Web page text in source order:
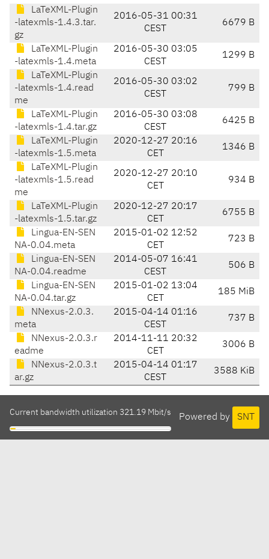
LaTeXML-Plugin
-latexmls-1.4.3.tar.
gz
2016-05-31 00:31
CEST
6679 B
LaTeXML-Plugin
-latexmls-1.4.meta
2016-05-30 03:05
CEST
1299 B
LaTeXML-Plugin
-latexmls-1.4.read
me
2016-05-30 03:02
CEST
799 B
LaTeXML-Plugin
-latexmls-1.4.tar.gz
2016-05-30 03:08
CEST
6425 B
LaTeXML-Plugin
-latexmls-1.5.meta
2020-12-27 20:16
CET
1346 B
LaTeXML-Plugin
-latexmls-1.5.read
me
2020-12-27 20:10
CET
934 B
LaTeXML-Plugin
-latexmls-1.5.tar.gz
2020-12-27 20:17
CET
6755 B
Lingua-EN-SEN
NA-0.04.meta
2015-01-02 12:52
CET
723 B
Lingua-EN-SEN
NA-0.04.readme
2014-05-07 16:41
CEST
506 B
Lingua-EN-SEN
NA-0.04.tar.gz
2015-01-02 13:04
CET
185 MiB
NNexus-2.0.3.
meta
2015-04-14 01:16
CEST
737 B
NNexus-2.0.3.r
eadme
2014-11-11 20:32
CET
3006 B
NNexus-2.0.3.t
ar.gz
2015-04-14 01:17
CEST
3588 KiB
Powered by SNT
Current bandwidth utilization 321.19 Mbit/s